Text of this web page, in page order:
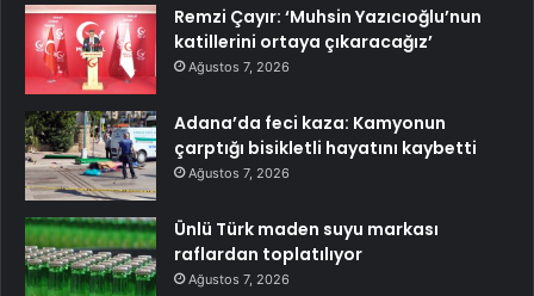
Remzi Çayır: ‘Muhsin Yazıcıoğlu’nun
katillerini ortaya çıkaracağız’
Ağustos 7, 2026
Adana’da feci kaza: Kamyonun
çarptığı bisikletli hayatını kaybetti
Ağustos 7, 2026
Ünlü Türk maden suyu markası
raflardan toplatılıyor
Ağustos 7, 2026